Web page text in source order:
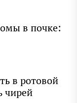
в почке:
в ротовой
чирей